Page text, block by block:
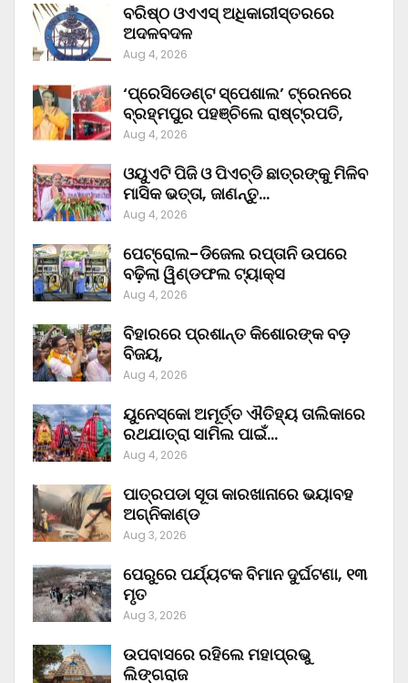
ବରିଷ୍ଠ ଓଏଏସ୍‌ ଅଧିକାରୀସ୍ତରରେ
ଅଦଳବଦଳ
Aug 4, 2026
‘ପ୍ରେସିଡେଣ୍ଟ ସ୍ପେଶାଲ’ ଟ୍ରେନରେ
ବ୍ରହ୍ମପୁର ପହଞ୍ଚିଲେ ରାଷ୍ଟ୍ରପତି,
Aug 4, 2026
ଓୟୁଏଟି ପିଜି ଓ ପିଏଚ୍‌ଡି ଛାତ୍ରଙ୍କୁ ମିଳିବ
ମାସିକ ଭତ୍ତା, ଜାଣନ୍ତୁ…
Aug 4, 2026
ପେଟ୍ରୋଲ-ଡିଜେଲ ରପ୍ତାନି ଉପରେ
ବଢ଼ିଲା ୱିଣ୍ଡଫଲ ଟ୍ୟାକ୍ସ
Aug 4, 2026
ବିହାରରେ ପ୍ରଶାନ୍ତ କିଶୋରଙ୍କ ବଡ଼
ବିଜୟ,
Aug 4, 2026
ୟୁନେସ୍କୋ ଅମୂର୍ତ୍ତ ଐତିହ୍ୟ ତାଲିକାରେ
ରଥଯାତ୍ରା ସାମିଲ ପାଇଁ…
Aug 4, 2026
ପାତ୍ରପଡା ସୂତା କାରଖାନାରେ ଭୟାବହ
ଅଗ୍ନିକାଣ୍ଡ
Aug 3, 2026
ପେରୁରେ ପର୍ଯ୍ୟଟକ ବିମାନ ଦୁର୍ଘଟଣା, ୧୩
ମୃତ
Aug 3, 2026
ଉପବାସରେ ରହିଲେ ମହାପ୍ରଭୁ
ଲିଙ୍ଗରାଜ